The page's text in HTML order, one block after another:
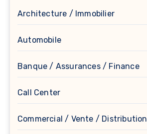
Architecture / Immobilier
Automobile
Banque / Assurances / Finance
Call Center
Commercial / Vente / Distribution